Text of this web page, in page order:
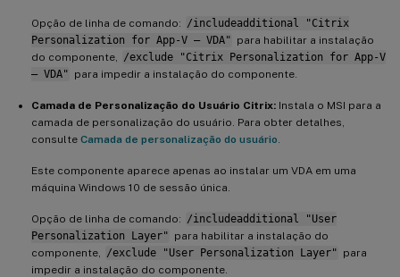
Opção de linha de comando: /includeadditional "Citrix
Personalization for App-V – VDA" para habilitar a instalação
do componente,
/exclude "Citrix Personalization for App-V
– VDA" para impedir a instalação do componente.
Camada de Personalização do Usuário Citrix: Instala o MSI para a
camada de personalização do usuário. Para obter detalhes,
consulte Camada de personalização do usuário
Este componente aparece apenas ao instalar um VDA em uma
máquina Windows 10 de sessão única.
Opção de linha de comando: /includeadditional "User
Personalization Layer" para habilitar a instalação do
componente,
/exclude "User Personalization Layer" para
impedir a instalação do componente.